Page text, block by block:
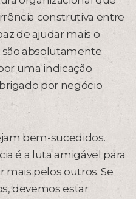
construtiva entre
de ajudar mais o
são absolutamente
uma indicação
por negócio
bem-sucedidos.
é a luta amigável para
pelos outros. Se
devemos estar